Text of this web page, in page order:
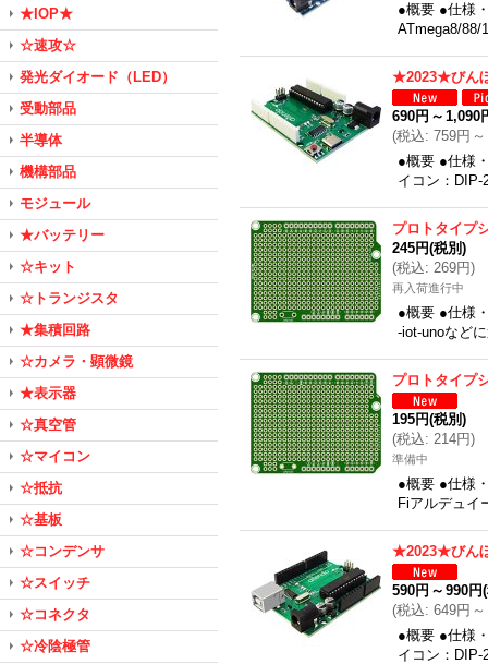
★IOP★
☆速攻☆
発光ダイオード（LED）
受動部品
半導体
機構部品
モジュール
★バッテリー
☆キット
☆トランジスタ
★集積回路
☆カメラ・顕微鏡
★表示器
☆真空管
☆マイコン
☆抵抗
☆基板
☆コンデンサ
☆スイッチ
☆コネクタ
☆冷陰極管
●概要 ●仕様
ATmega8/88/
★2023★びん
690円 ～ 1,090
(税込: 759円 ～
●概要 ●仕様
イコン：
プロトタイプ
245円(税別)
(税込: 269円)
再入荷進行中
●概要 ●仕様
-iot-unoなど
プロトタイプ
195円(税別)
(税込: 214円)
準備中
●概要 ●仕様
Fiアルデュ
★2023★びん
590円 ～ 990円
(税込: 649円 ～
●概要 ●仕様
イコン：